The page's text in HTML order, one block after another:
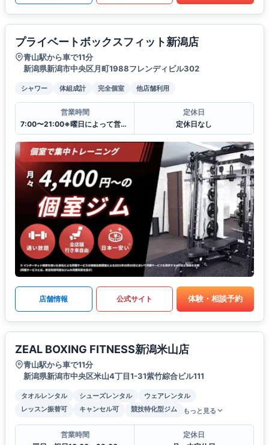
プライベートボックスフィット新潟店
青山駅から車で11分
新潟県新潟市中央区月町1988フレンディビル302
シャワー 体組成計 完全個室 他店舗利用
営業時間
7:00〜21:00※曜日によって営業時間が異なる場合がございます.
定休日
定休日なし
店舗情報 公式サイト 体験・相談予約
ZEAL BOXING FITNESS新潟米山店
青山駅から車で11分
新潟県新潟市中央区米山4丁目1-31紫竹綜合ビル111
タオルレンタル シューズレンタル
ウェアレンタル
レッスン振替可
キャンセル可 競技特化型ジム もっと見る
営業時間
定休日